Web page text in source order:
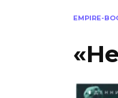
EMPIRE-